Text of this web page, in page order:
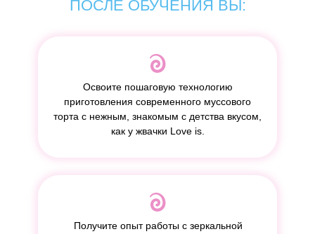
ПОСЛЕ ОБУЧЕНИЯ ВЫ:
Освоите пошаговую технологию
приготовления современного муссового
торта с нежным, знакомым с детства вкусом,
как у жвачки Love is.
Получите опыт работы с зеркальной